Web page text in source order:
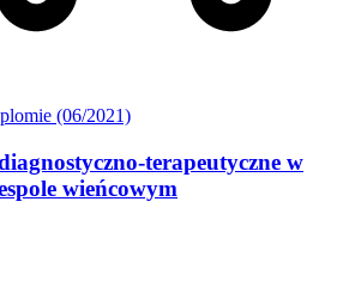
(06/2021)
terapeutyczne w
wieńcowym